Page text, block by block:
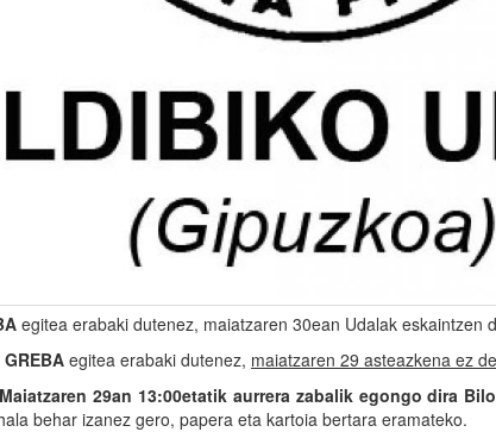
egitea erabaki dutenez, maiatzaren 30ean Udalak eskaintzen
egitea erabaki dutenez, maiatzaren 29 asteazkena ez
Maiatzaren 29an 13:00etatik aurrera zabalik egongo dira
behar izanez gero, papera eta kartoia bertara eramateko.